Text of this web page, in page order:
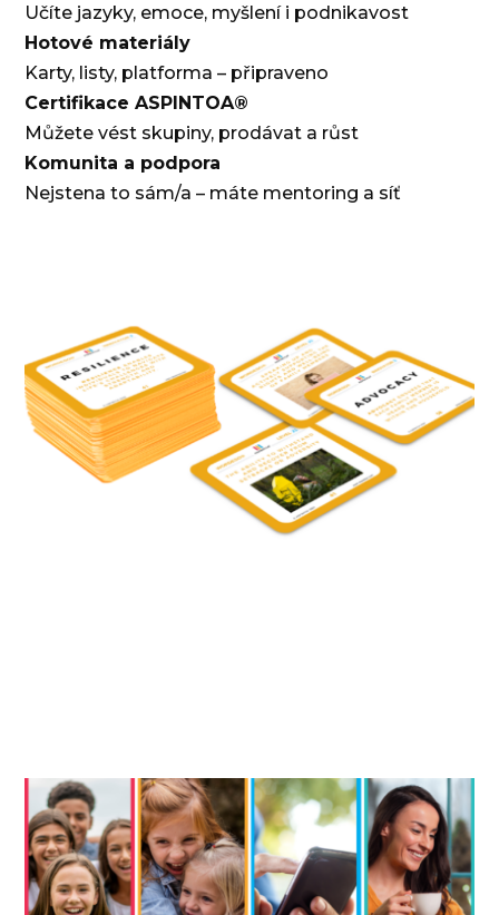
Učíte jazyky, emoce, myšlení i podnikavost
Hotové materiály
Karty, listy, platforma – připraveno
Certifikace ASPINTOA®
Můžete vést skupiny, prodávat a růst
Komunita a podpora
Nejstena to sám/a – máte mentoring a síť